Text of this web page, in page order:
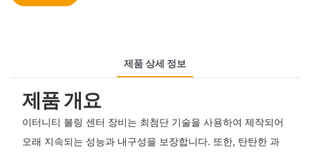
제품 상세 정보
제품 개요
이터니티 볼링 센터 장비는 최첨단 기술을 사용하여 제작되어
오래 지속되는 성능과 내구성을 보장합니다. 또한, 탄탄한 과